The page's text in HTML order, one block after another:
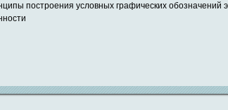
построения условных графических обозначений